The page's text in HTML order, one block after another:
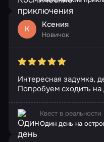
К Ксения
Новичок
Интересная задумка,
Попробуем сходить на
Квест в реальности
Один день на